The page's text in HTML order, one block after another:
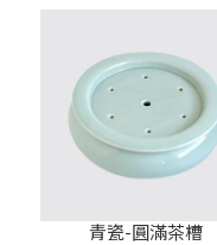
青瓷-圓滿茶槽